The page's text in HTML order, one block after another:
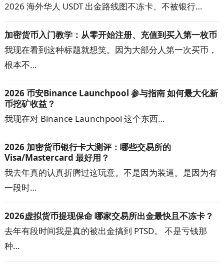
2026 海外华人 USDT 出金路线图不冻卡、不被银行…
加密货币入门教学：从零开始注册、充值到买入第一枚币
我现在看到这种标题就想笑。因为大部分人第一次买币，
根本不…
2026 币安Binance Launchpool 参与指南 如何最大化新
币挖矿收益？
我现在对 Binance Launchpool 这个东西…
2026 加密货币银行卡大测评：哪些交易所的
Visa/Mastercard 最好用？
我去年真的认真折腾过这玩意。不是因为装逼。是因为有
一段时…
2026虚拟货币提现保命 哪家交易所出金最快且不冻卡？
去年有段时间我是真的被出金搞到 PTSD。 不是亏钱那
种…